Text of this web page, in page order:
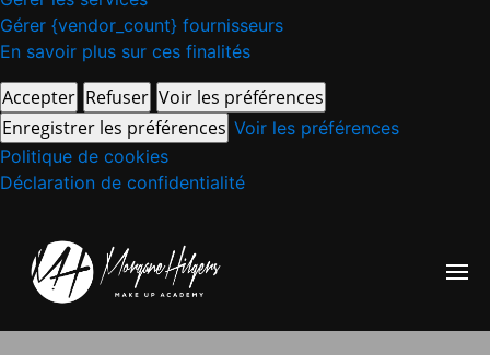
Gérer {vendor_count} fournisseurs
En savoir plus sur ces finalités
Accepter Refuser Voir les préférences
Enregistrer les préférences Voir les préférences
Politique de cookies
Déclaration de confidentialité